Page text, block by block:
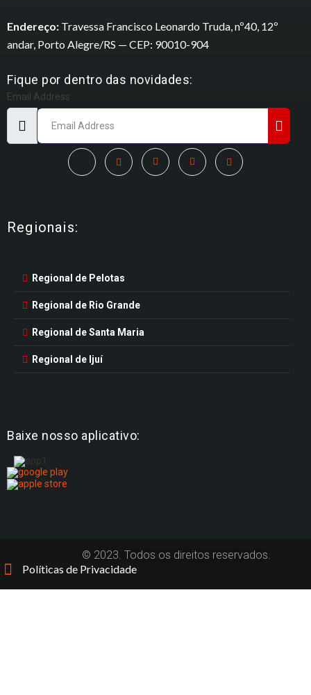
Endereço: Travessa Francisco Leonardo Truda, nº40, 12º
andar, Porto Alegre/RS — CEP: 90010-904
Fique por dentro das novidades:
Email Address
Regionais:
Regional de Pelotas
Regional de Rio Grande
Regional de Santa Maria
Regional de Ijuí
Baixe nosso aplicativo:
© 2023. Todos os direitos reservados.
Políticas de Privacidade